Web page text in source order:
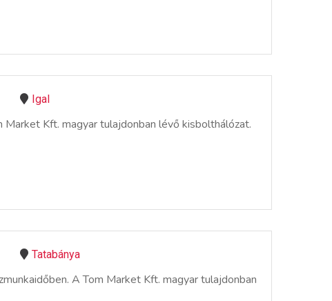
Igal
Kft. magyar tulajdonban lévő kisbolthálózat.
Tatabánya
A Tom Market Kft. magyar tulajdonban